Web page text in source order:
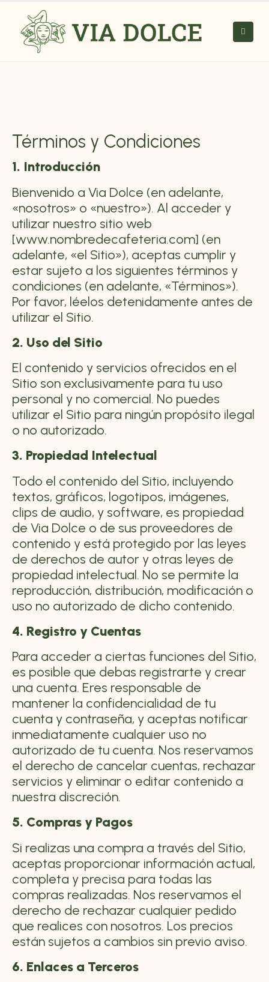
Términos y Condiciones
1. Introducción
Bienvenido a Via Dolce (en adelante,
«nosotros» o «nuestro»). Al acceder y
utilizar nuestro sitio web
[www.nombredecafeteria.com] (en
adelante, «el Sitio»), aceptas cumplir y
estar sujeto a los siguientes términos y
condiciones (en adelante, «Términos»).
Por favor, léelos detenidamente antes de
utilizar el Sitio.
2. Uso del Sitio
El contenido y servicios ofrecidos en el
Sitio son exclusivamente para tu uso
personal y no comercial. No puedes
utilizar el Sitio para ningún propósito ilegal
o no autorizado.
3. Propiedad Intelectual
Todo el contenido del Sitio, incluyendo
textos, gráficos, logotipos, imágenes,
clips de audio, y software, es propiedad
de Via Dolce o de sus proveedores de
contenido y está protegido por las leyes
de derechos de autor y otras leyes de
propiedad intelectual. No se permite la
reproducción, distribución, modificación o
uso no autorizado de dicho contenido.
4. Registro y Cuentas
Para acceder a ciertas funciones del Sitio,
es posible que debas registrarte y crear
una cuenta. Eres responsable de
mantener la confidencialidad de tu
cuenta y contraseña, y aceptas notificar
inmediatamente cualquier uso no
autorizado de tu cuenta. Nos reservamos
el derecho de cancelar cuentas, rechazar
servicios y eliminar o editar contenido a
nuestra discreción.
5. Compras y Pagos
Si realizas una compra a través del Sitio,
aceptas proporcionar información actual,
completa y precisa para todas las
compras realizadas. Nos reservamos el
derecho de rechazar cualquier pedido
que realices con nosotros. Los precios
están sujetos a cambios sin previo aviso.
6. Enlaces a Terceros